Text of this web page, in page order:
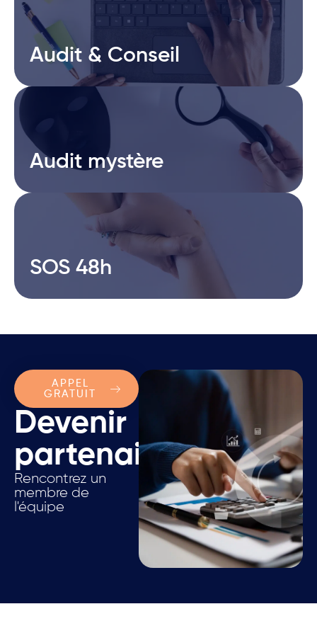
Audit & Conseil
Audit & Conseil
Audit mystère
Audit mystère
SOS 48h
SOS 48h
Devenir
partenaire.
Rencontrez un
membre de
l'équipe
APPEL
GRATUIT